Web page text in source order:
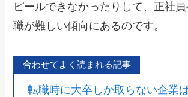
ピールできなかったりして、正社
職が難しい傾向にあるのです。
合わせてよく読まれる記事
転職時に大卒しか取らない企業